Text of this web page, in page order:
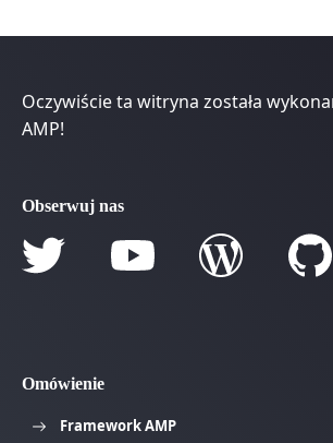
Oczywiście ta witryna została
AMP!
Obserwuj nas
Omówienie
Framework AMP